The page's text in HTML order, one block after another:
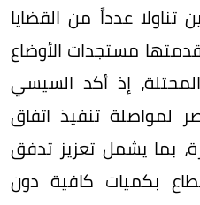
تناولا عدداً من القضايا
مستجدات الأوضاع
إذ أكد السيسي
لمواصلة تنفيذ اتفاق
بما يشمل تعزيز تدفق
بكميات كافية دون